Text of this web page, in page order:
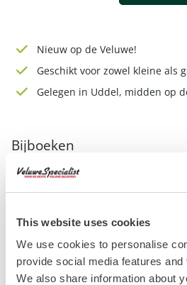
This website uses cookies
We use cookies to personalise
provide social media features
We also share information about
Nieuw op de Veluwe!
Geschikt voor zowel kleine als
Gelegen in Uddel, midden op
Bijboeken
Breid je uitje op de Veluwe uit met
Prison Island Veluwe